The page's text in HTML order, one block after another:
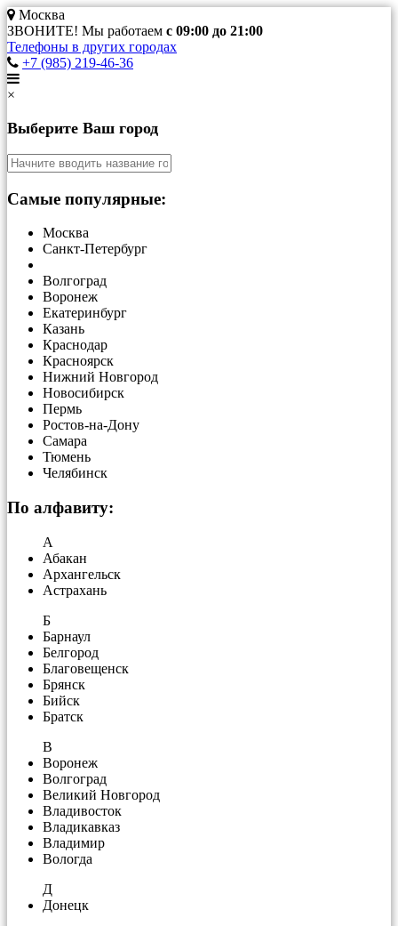
Москва
ЗВОНИТЕ! Мы работаем с 09:00 до 21:00
Телефоны в других городах
+7 (985) 219-46-36
×
Выберите Ваш город
Самые популярные:
Москва
Санкт-Петербург
Волгоград
Воронеж
Екатеринбург
Казань
Краснодар
Красноярск
Нижний Новгород
Новосибирск
Пермь
Ростов-на-Дону
Самара
Тюмень
Челябинск
По алфавиту:
А
Абакан
Архангельск
Астрахань
Б
Барнаул
Белгород
Благовещенск
Брянск
Бийск
Братск
В
Воронеж
Волгоград
Великий Новгород
Владивосток
Владикавказ
Владимир
Вологда
Д
Донецк